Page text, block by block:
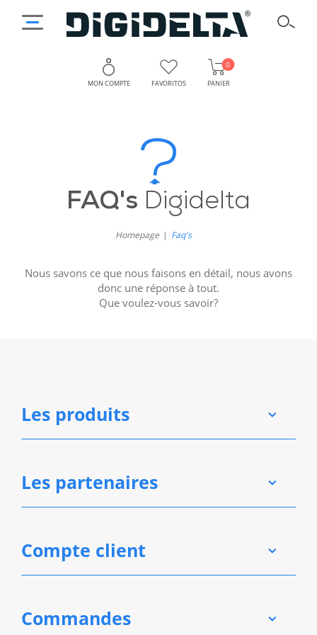
MON COMPTE FAVORITOS PANIER
0
FAQ's Digidelta
Homepage Faq's
Nous savons ce que nous faisons en détail, nous avons
donc une réponse à tout.
Que voulez-vous savoir?
Les produits
Les partenaires
Compte client
Commandes